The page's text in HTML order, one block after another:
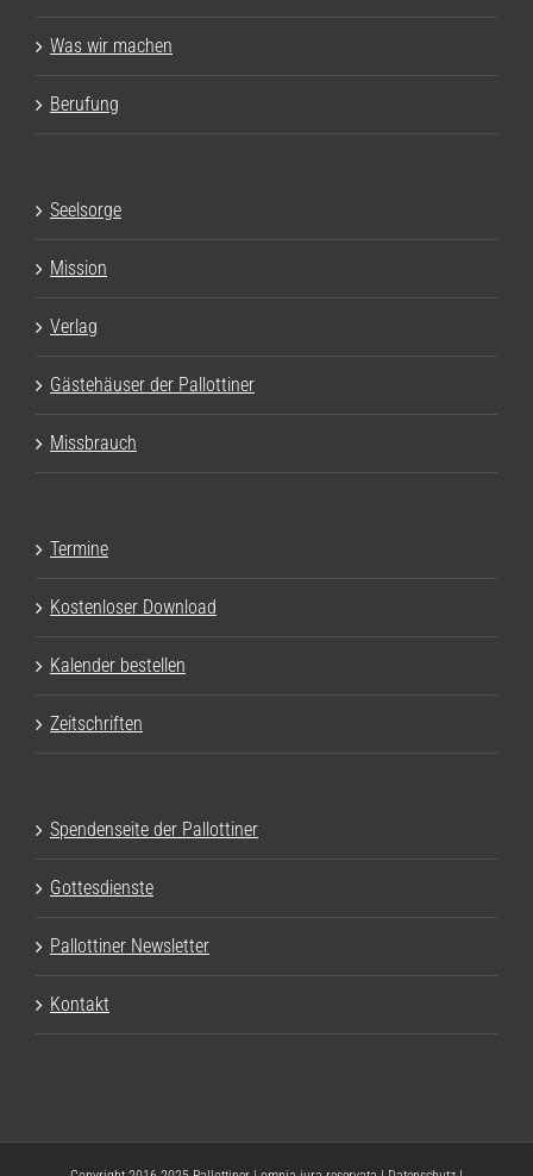
Was wir machen
Berufung
Seelsorge
Mission
Verlag
Gästehäuser der Pallottiner
Missbrauch
Termine
Kostenloser Download
Kalender bestellen
Zeitschriften
Spendenseite der Pallottiner
Gottesdienste
Pallottiner Newsletter
Kontakt